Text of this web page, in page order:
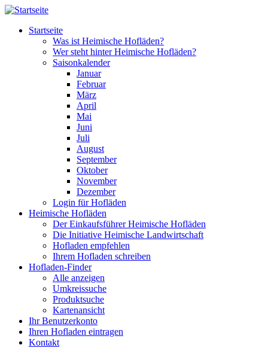
Direkt zum Inhalt
Startseite
Was ist Heimische Hofläden?
Wer steht hinter Heimische Hofläden?
Saisonkalender
Januar
Februar
März
April
Mai
Juni
Juli
August
September
Oktober
November
Dezember
Login für Hofläden
Heimische Hofläden
Der Einkaufsführer Heimische Hofläden
Die Initiative Heimische Landwirtschaft
Hofladen empfehlen
Ihrem Hofladen schreiben
Hofladen-Finder
Alle anzeigen
Umkreissuche
Produktsuche
Kartenansicht
Ihr Benutzerkonto
Ihren Hofladen eintragen
Kontakt